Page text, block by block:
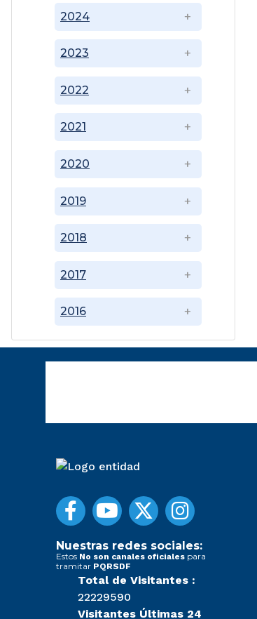
2016
2017
2018
2019
2020
2021
2022
2023
2024
Nuestras redes sociales:
Estos No son canales oficiales para
tramitar PQRSDF
Total de Visitantes :
22229590
Visitantes Últimas 24